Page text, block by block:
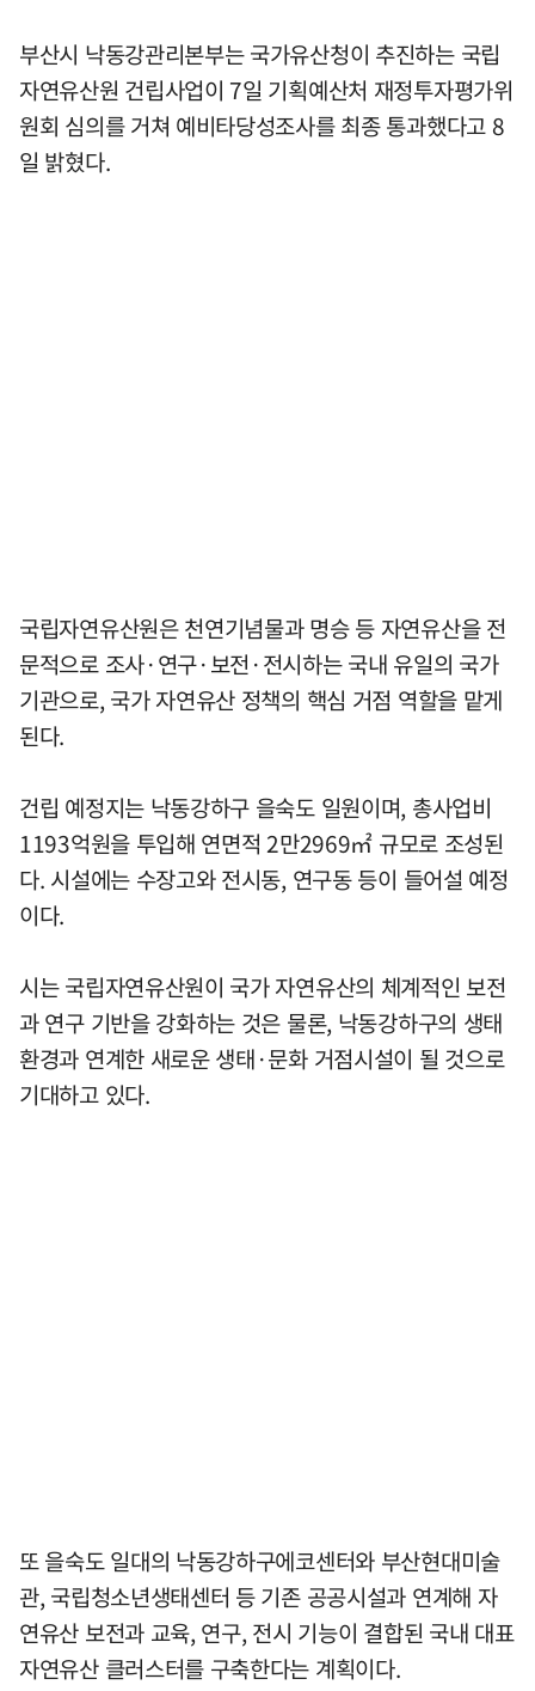
부산시 낙동강관리본부는 국가유산청이 추진하는 국립
자연유산원 건립사업이 7일 기획예산처 재정투자평가위
원회 심의를 거쳐 예비타당성조사를 최종 통과했다고 8
일 밝혔다.
국립자연유산원은 천연기념물과 명승 등 자연유산을 전
문적으로 조사·연구·보전·전시하는 국내 유일의 국가
기관으로, 국가 자연유산 정책의 핵심 거점 역할을 맡게
된다.
건립 예정지는 낙동강하구 을숙도 일원이며, 총사업비
1193억원을 투입해 연면적 2만2969㎡ 규모로 조성된
다. 시설에는 수장고와 전시동, 연구동 등이 들어설 예정
이다.
시는 국립자연유산원이 국가 자연유산의 체계적인 보전
과 연구 기반을 강화하는 것은 물론, 낙동강하구의 생태
환경과 연계한 새로운 생태·문화 거점시설이 될 것으로
기대하고 있다.
또 을숙도 일대의 낙동강하구에코센터와 부산현대미술
관, 국립청소년생태센터 등 기존 공공시설과 연계해 자
연유산 보전과 교육, 연구, 전시 기능이 결합된 국내 대표
자연유산 클러스터를 구축한다는 계획이다.